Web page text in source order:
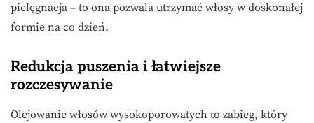
pielęgnacja – to ona pozwala utrzymać włosy w doskonałej
formie na co dzień.
Redukcja puszenia i łatwiejsze
rozczesywanie
Olejowanie włosów wysokoporowatych to zabieg, który